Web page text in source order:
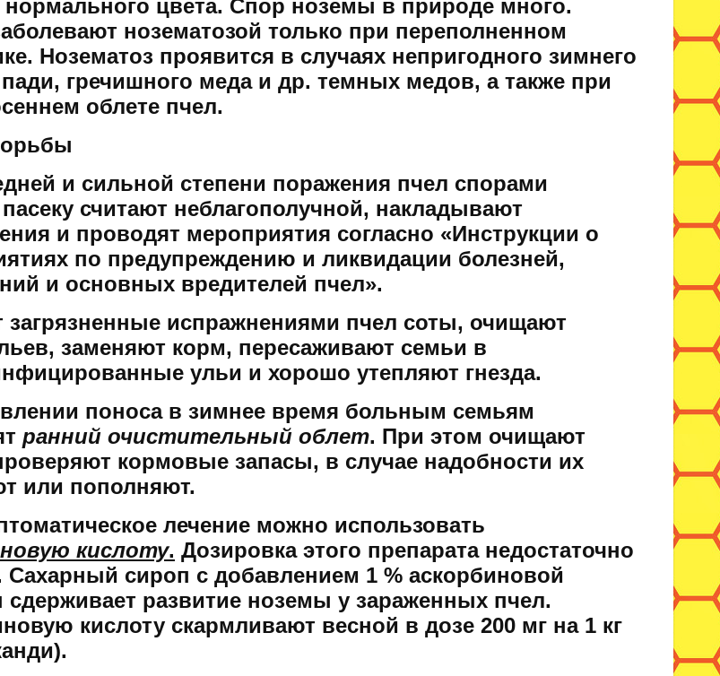
нормального цвета. Спор ноземы в природе много.
нозематозой только при переполненном
Нозематоз проявится в случаях непригодного зимнего
гречишного меда и др. темных медов, а также при
облете пчел.
и сильной степени поражения пчел спорами
считают неблагополучной, накладывают
и проводят мероприятия согласно «Инструкции о
по предупреждению и ликвидации болезней,
и основных вредителей пчел».
загрязненные испражнениями пчел соты, очищают
заменяют корм, пересаживают семьи в
ульи и хорошо утепляют гнезда.
поноса в зимнее время больным семьям
ранний очистительный облет. При этом очищают
кормовые запасы, в случае надобности их
или пополняют.
лечение можно использовать
кислоту. Дозировка этого препарата недостаточно
Сахарный сироп с добавлением 1 % аскорбиновой
сдерживает развитие ноземы у зараженных пчел.
кислоту скармливают весной в дозе 200 мг на 1 кг